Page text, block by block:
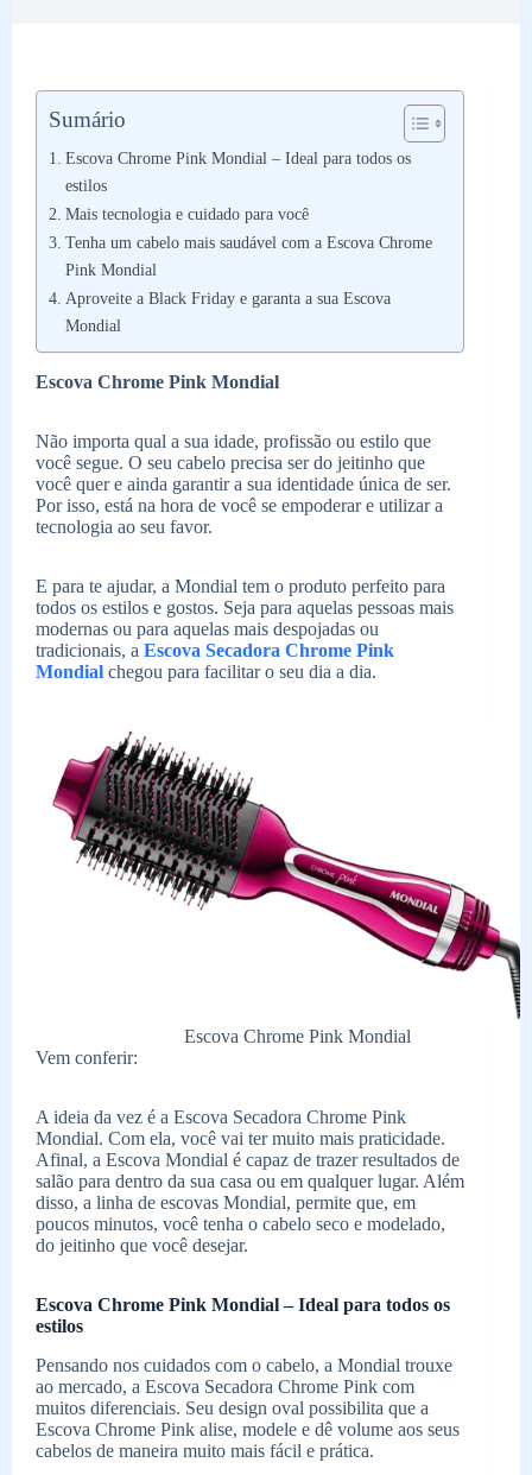
Sumário
Escova Chrome Pink Mondial – Ideal para todos os
estilos
Mais tecnologia e cuidado para você
Tenha um cabelo mais saudável com a Escova Chrome
Pink Mondial
Aproveite a Black Friday e garanta a sua Escova
Mondial
Escova Chrome Pink Mondial
Não importa qual a sua idade, profissão ou estilo que
você segue. O seu cabelo precisa ser do jeitinho que
você quer e ainda garantir a sua identidade única de ser.
Por isso, está na hora de você se empoderar e utilizar a
tecnologia ao seu favor.
E para te ajudar, a Mondial tem o produto perfeito para
todos os estilos e gostos. Seja para aquelas pessoas mais
modernas ou para aquelas mais despojadas ou
tradicionais, a Escova Secadora Chrome Pink
Mondial chegou para facilitar o seu dia a dia.
Escova Chrome Pink Mondial
Vem conferir:
A ideia da vez é a Escova Secadora Chrome Pink
Mondial. Com ela, você vai ter muito mais praticidade.
Afinal, a Escova Mondial é capaz de trazer resultados de
salão para dentro da sua casa ou em qualquer lugar. Além
disso, a linha de escovas Mondial, permite que, em
poucos minutos, você tenha o cabelo seco e modelado,
do jeitinho que você desejar.
Escova Chrome Pink Mondial – Ideal para todos os
estilos
Pensando nos cuidados com o cabelo, a Mondial trouxe
ao mercado, a Escova Secadora Chrome Pink com
muitos diferenciais. Seu design oval possibilita que a
Escova Chrome Pink alise, modele e dê volume aos seus
cabelos de maneira muito mais fácil e prática.